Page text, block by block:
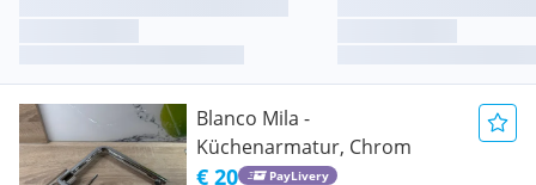
Blanco Mila -
Küchenarmatur, Chrom
€ 20 PayLivery